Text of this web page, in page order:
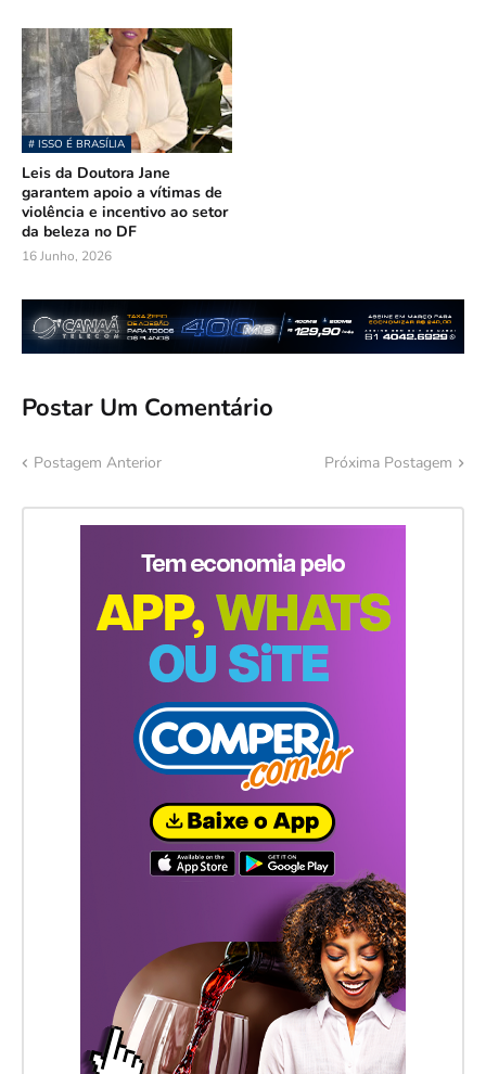
# ISSO É BRASÍLIA
Leis da Doutora Jane
garantem apoio a vítimas de
violência e incentivo ao setor
da beleza no DF
16 Junho, 2026
Postar Um Comentário
Postagem Anterior Próxima Postagem